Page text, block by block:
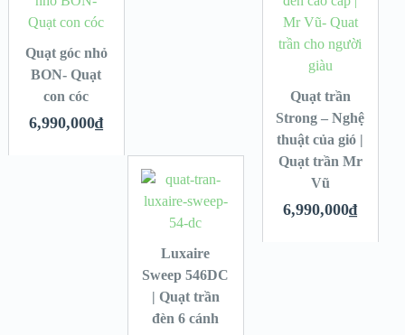
Quạt trần
Strong – Nghệ
thuật của gió |
Quạt trần Mr
Vũ
6,990,000₫
Quạt góc nhỏ
BON- Quạt
con cóc
6,990,000₫
Luxaire
Sweep 546DC
| Quạt trần
đèn 6 cánh